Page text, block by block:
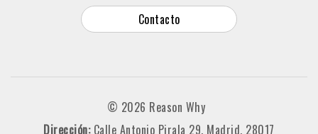
Contacto
© 2026 Reason Why
Dirección: Calle Antonio Pirala 29. Madrid, 28017